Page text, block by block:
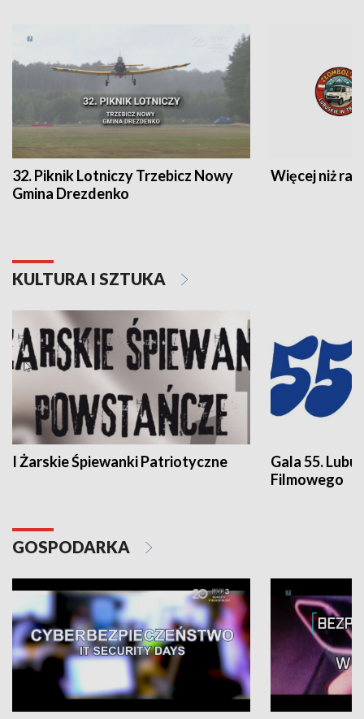
32. Piknik Lotniczy Trzebicz Nowy
Gmina Drezdenko
Więcej niż rajd
KULTURA I SZTUKA
I Żarskie Śpiewanki Patriotyczne
Gala 55.
Filmowego
GOSPODARKA